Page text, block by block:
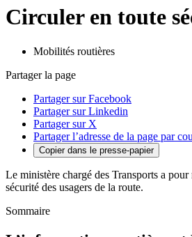
Circuler en toute
Mobilités routières
Partager la page
Partager sur Facebook
Partager sur Linkedin
Partager sur X
Partager l’adresse de la page par
Copier dans le presse-papier
Le ministère chargé des Transports a pour
sécurité des usagers de la route.
Sommaire